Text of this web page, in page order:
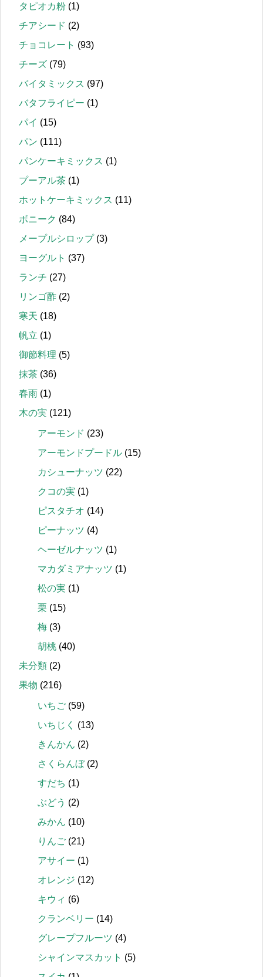
タピオカ粉 (1)
チアシード (2)
チョコレート (93)
チーズ (79)
バイタミックス (97)
バタフライピー (1)
パイ (15)
パン (111)
パンケーキミックス (1)
プーアル茶 (1)
ホットケーキミックス (11)
ボニーク (84)
メープルシロップ(3)
ヨーグルト (37)
ランチ (27)
リンゴ酢 (2)
寒天 (18)
帆立 (1)
御節料理 (5)
抹茶 (36)
春雨 (1)
木の実 (121)
アーモンド (23)
アーモンドプードル (15)
カシューナッツ (22)
クコの実 (1)
ピスタチオ (14)
ピーナッツ (4)
ヘーゼルナッツ (1)
マカダミアナッツ (1)
松の実 (1)
栗 (15)
梅 (3)
胡桃 (40)
未分類 (2)
果物 (216)
いちご (59)
いちじく
(13)
きんかん (2)
さくらんぼ(2)
すだち (1)
ぶどう (2)
みかん (10)
りんご (21)
アサイー (1)
オレンジ (12)
キウィ (6)
クランベリー (14)
グレープフルーツ (4)
シャインマスカット (5)